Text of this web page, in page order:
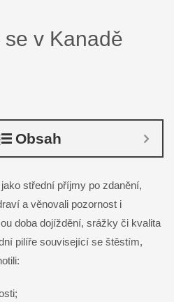
v Kanadě
Obsah
střední příjmy po zdanění,
a věnovali pozornost i
doba dojíždění, srážky či kvalita
pilíře související se štěstím,